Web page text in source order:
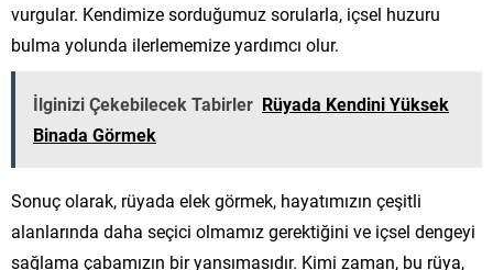
vurgular. Kendimize sorduğumuz sorularla, içsel huzuru
bulma yolunda ilerlememize yardımcı olur.
İlginizi Çekebilecek Tabirler Rüyada Kendini Yüksek
Binada Görmek
Sonuç olarak, rüyada elek görmek, hayatımızın çeşitli
alanlarında daha seçici olmamız gerektiğini ve içsel dengeyi
sağlama çabamızın bir yansımasıdır. Kimi zaman, bu rüya,